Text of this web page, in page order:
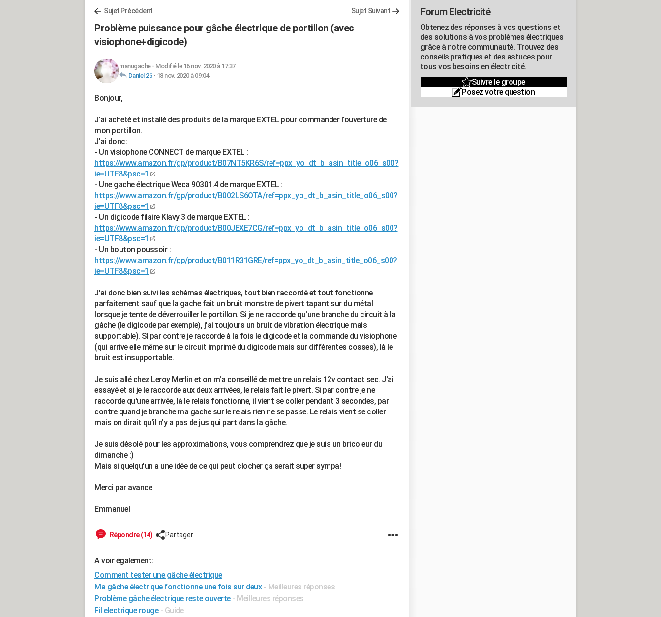
Sujet Précédent Sujet Suivant
Problème puissance pour gâche électrique de portillon (avec
visiophone+digicode)
manugache- Modifié le 16 nov. 2020 à 17:37
Daniel 26- 18 nov. 2020 à 09:04
Bonjour,
J'ai acheté et installé des produits de la marque EXTEL pour commander l'ouverture de
mon portillon.
J'ai donc:
- Un visiophone CONNECT de marque EXTEL :
https://www.amazon.fr/gp/product/B07NT5KR6S/ref=ppx_yo_dt_b_asin_title_o06_s00?
ie=UTF8&psc=1
- Une gache électrique Weca 90301.4 de marque EXTEL :
https://www.amazon.fr/gp/product/B002LS6OTA/ref=ppx_yo_dt_b_asin_title_o06_s00?
ie=UTF8&psc=1
- Un digicode filaire Klavy 3 de marque EXTEL :
https://www.amazon.fr/gp/product/B00JEXE7CG/ref=ppx_yo_dt_b_asin_title_o06_s00?
ie=UTF8&psc=1
- Un bouton poussoir :
https://www.amazon.fr/gp/product/B011R31GRE/ref=ppx_yo_dt_b_asin_title_o06_s00?
ie=UTF8&psc=1
J'ai donc bien suivi les schémas électriques, tout bien raccordé et tout fonctionne
parfaitement sauf que la gache fait un bruit monstre de pivert tapant sur du métal
lorsque je tente de déverrouiller le portillon. Si je ne raccorde qu'une branche du circuit à la
gâche (le digicode par exemple), j'ai toujours un bruit de vibration électrique mais
supportable). SI par contre je raccorde à la fois le digicode et la commande du visiophone
(qui arrive elle même sur le circuit imprimé du digicode mais sur différentes cosses), là le
bruit est insupportable.
Je suis allé chez Leroy Merlin et on m'a conseillé de mettre un relais 12v contact sec. J'ai
essayé et si je le raccorde aux deux arrivées, le relais fait le pivert. Si par contre je ne
raccorde qu'une arrivée, là le relais fonctionne, il vient se coller pendant 3 secondes, par
contre quand je branche ma gache sur le relais rien ne se passe. Le relais vient se coller
mais on dirait qu'il n'y a pas de jus qui part dans la gâche.
Je suis désolé pour les approximations, vous comprendrez que je suis un bricoleur du
dimanche :)
Mais si quelqu'un a une idée de ce qui peut clocher ça serait super sympa!
Merci par avance
Emmanuel
Répondre (14) Partager
A voir également:
Comment tester une gâche électrique
Ma gâche électrique fonctionne une fois sur deux - Meilleures réponses
Problème gâche électrique reste ouverte - Meilleures réponses
Fil electrique rouge - Guide
Forum Electricité
Obtenez des réponses à vos questions et
des solutions à vos problèmes électriques
grâce à notre communauté. Trouvez des
conseils pratiques et des astuces pour
tous vos besoins en électricité.
Suivre le groupe
Posez votre question